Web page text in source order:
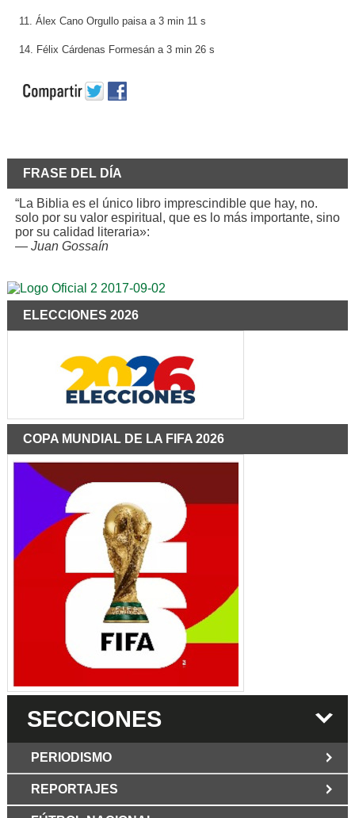
11. Álex Cano Orgullo paisa a 3 min 11 s
14. Félix Cárdenas Formesán a 3 min 26 s
FRASE DEL DÍA
“La Biblia es el único libro imprescindible que hay, no.
solo por su valor espiritual, que es lo más importante, sino
por su calidad literaria»:
— Juan Gossaín
ELECCIONES 2026
COPA MUNDIAL DE LA FIFA 2026
SECCIONES
PERIODISMO
Los Periodist@s
REPORTAJES